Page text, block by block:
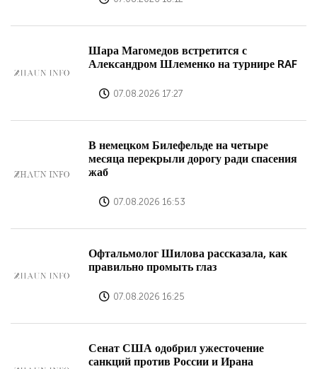
Шара Магомедов встретится с
Александром Шлеменко на турнире RAF
07.08.2026 17:27
В немецком Билефельде на четыре
месяца перекрыли дорогу ради спасения
жаб
07.08.2026 16:53
Офтальмолог Шилова рассказала, как
правильно промыть глаз
07.08.2026 16:25
Сенат США одобрил ужесточение
санкций против России и Ирана